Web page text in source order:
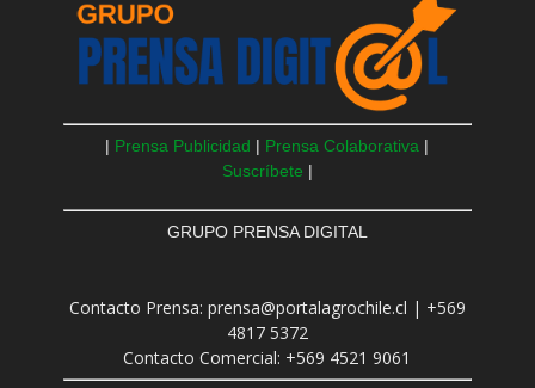
| Prensa Publicidad | Prensa Colaborativa |
Suscríbete |
GRUPO PRENSA DIGITAL
Contacto Prensa: prensa@portalagrochile.cl | +569
4817 5372
Contacto Comercial: +569 4521 9061